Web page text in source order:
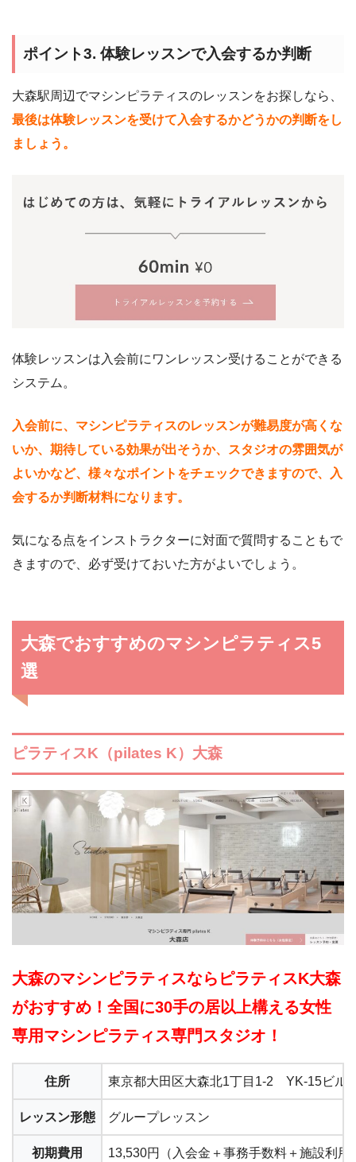
ポイント3. 体験レッスンで入会するか判断
大森駅周辺でマシンピラティスのレッスンをお探しなら、
最後は体験レッスンを受けて入会するかどうかの判断をし
ましょう。
体験レッスンは入会前にワンレッスン受けることができる
システム。
入会前に、マシンピラティスのレッスンが難易度が高くな
いか、期待している効果が出そうか、スタジオの雰囲気が
よいかなど、様々なポイントをチェックできますので、入
会するか判断材料になります。
気になる点をインストラクターに対面で質問することもで
きますので、必ず受けておいた方がよいでしょう。
大森でおすすめのマシンピラティス5
選
ピラティスK（pilates K）大森
大森のマシンピラティスならピラティスK大森
がおすすめ！全国に30手の居以上構える女性
専用マシンピラティス専門スタジオ！
住所 東京都大田区大森北1丁目1-2 YK-15ビ
レッスン形態 グループレッスン
初期費用 13,530円（入会金＋事務手数料＋施設利用